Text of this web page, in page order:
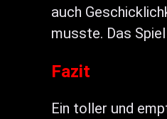
auch
musste. Das
Fazit
Ein toller und